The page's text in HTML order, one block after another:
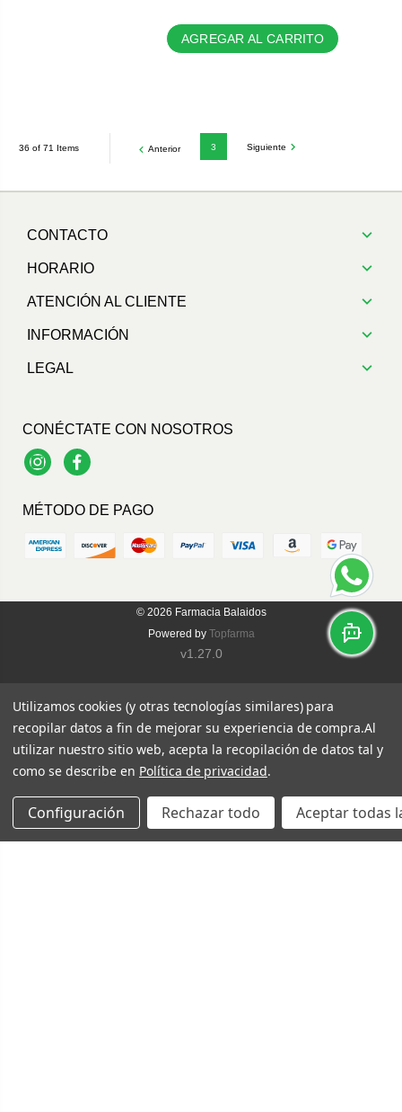
AGREGAR AL CARRITO
36 of 71 Items Anterior 3 Siguiente
CONTACTO
HORARIO
ATENCIÓN AL CLIENTE
INFORMACIÓN
LEGAL
CONÉCTATE CON NOSOTROS
InstagramFacebook
MÉTODO DE PAGO
© 2026 Farmacia Balaidos
Powered by Topfarma
v1.27.0
Utilizamos cookies (y otras tecnologías similares) para
recopilar datos a fin de mejorar su experiencia de compra.Al
utilizar nuestro sitio web, acepta la recopilación de datos tal y
como se describe en Política de privacidad.
Configuración Rechazar todo Aceptar todas